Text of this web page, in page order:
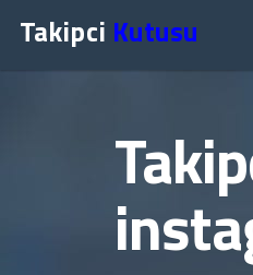
Takipci Kutusu